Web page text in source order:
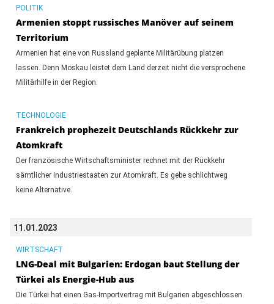
POLITIK
Armenien stoppt russisches Manöver auf seinem
Territorium
Armenien hat eine von Russland geplante Militärübung platzen
lassen. Denn Moskau leistet dem Land derzeit nicht die versprochene
Militärhilfe in der Region.
TECHNOLOGIE
Frankreich prophezeit Deutschlands Rückkehr zur
Atomkraft
Der französische Wirtschaftsminister rechnet mit der Rückkehr
sämtlicher Industriestaaten zur Atomkraft. Es gebe schlichtweg
keine Alternative.
11.01.2023
WIRTSCHAFT
LNG-Deal mit Bulgarien: Erdogan baut Stellung der
Türkei als Energie-Hub aus
Die Türkei hat einen Gas-Importvertrag mit Bulgarien abgeschlossen.